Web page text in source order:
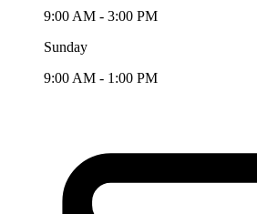
9:00 AM - 3:00 PM
Sunday
9:00 AM - 1:00 PM